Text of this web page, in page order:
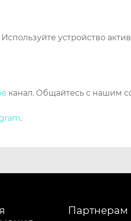
устройство
канал. Общайтесь с нашим
.
Партнерам